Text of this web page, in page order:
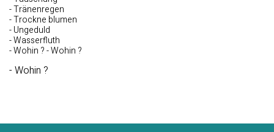
- Tränenregen
- Trockne blumen
- Ungeduld
- Wasserfluth
- Wohin ? - Wohin ?
- Wohin ?